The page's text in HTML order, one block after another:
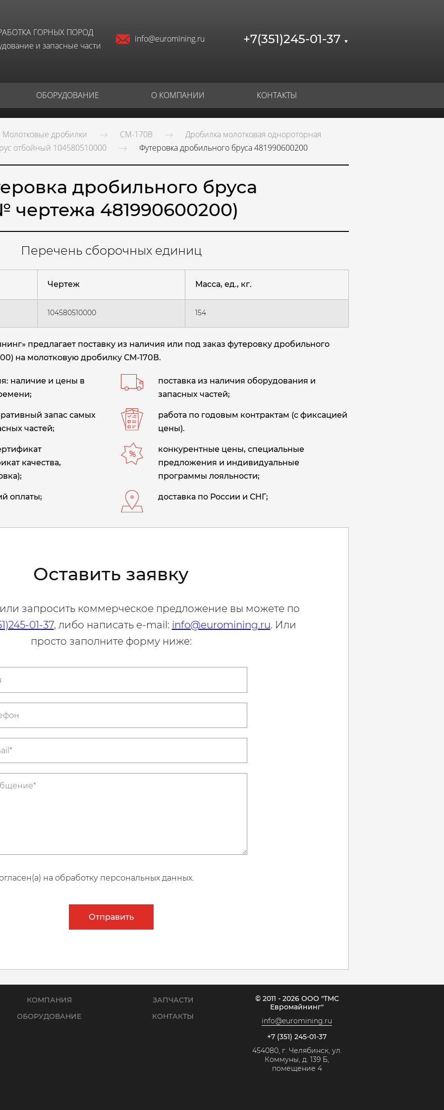
ГОРНЫХ ПОРОД
и запасные части
info@euromining.ru +7(351)245-01-37 ▼
ОБОРУДОВАНИЕ О КОМПАНИИ КОНТАКТЫ
Молотковые дробилки СМ-170В
Дробилка молотковая однороторная
отбойный 104580510000
Футеровка дробильного бруса 481990600200
дробильного бруса
чертежа 481990600200)
Перечень сборочных единиц
Чертеж Масса, ед., кг.
104580510000 154
предлагает поставку из наличия или под заказ футеровку дробильного
на молотковую дробилку СМ-170В.
наличие и цены в
поставка из наличия оборудования и
запасных частей;
запас самых
частей;
работа по годовым контрактам (с фиксацией
цены).
качества,
конкурентные цены, специальные
предложения и индивидуальные
программы лояльности;
оплаты; доставка по России и СНГ;
Оставить заявку
запросить коммерческое предложение вы можете по
01-37, либо написать e-mail: info@euromining.ru. Или
просто заполните форму ниже:
на обработку персональных данных.
Отправить
КОМПАНИЯ
ОБОРУДОВАНИЕ
ЗАПЧАСТИ
КОНТАКТЫ
© 2011 - 2026 ООО "ТМС
Евромайнинг"
info@euromining.ru
+7 (351) 245-01-37
454080, г. Челябинск, ул.
Коммуны, д. 139 Б,
помещение 4